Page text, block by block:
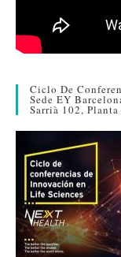
Ciclo De
Sede EY
Sarrià 102,